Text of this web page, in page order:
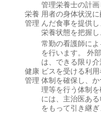
栄養
管理
管理栄養士の計
用者の身体状況
んだ食事を提供
栄養状態を把握し
健康
管理
常勤の看護師に
を行います。 外
は、できる限り
ビスを受ける利
体制を確保し、
理等を行う体制
には、主治医あ
をもって引き継ぎ